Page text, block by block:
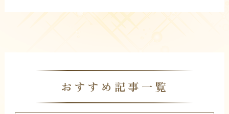
おすすめ記事一覧